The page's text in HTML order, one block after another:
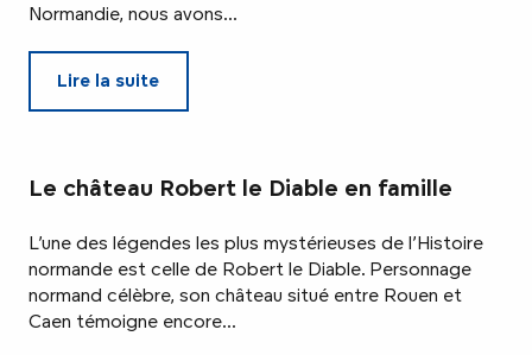
Normandie, nous avons...
Lire la suite
Le château Robert le Diable en famille
L’une des légendes les plus mystérieuses de l’Histoire
normande est celle de Robert le Diable. Personnage
normand célèbre, son château situé entre Rouen et
Caen témoigne encore...